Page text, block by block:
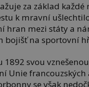
za základ
k mravní
hran mezi státy a
bojišť na sportovní
1892 svou
Unie
se však